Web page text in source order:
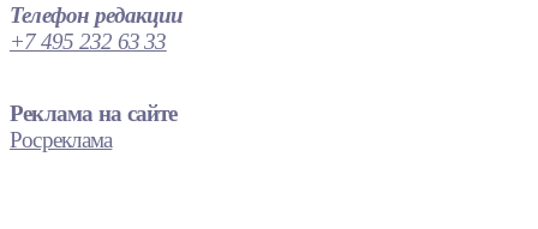
Телефон редакции
+7 495 232 63 33
Реклама на сайте
Росреклама